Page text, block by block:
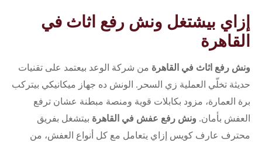
إزاي بيشتغل ونش رفع اثاث في
القاهرة
ونش رفع اثاث في القاهرة من شركة الوعد بيعتمد على تقنيات
حديثة تخلّي العملية زي السحر. الونش ده جهاز ميكانيكي بيتركب
برة العمارة، مزود بكابلات قوية ومنصة مبطنة عشان ترفع
العفش بأمان. ونش رفع عفش في القاهرة بيتشغل بفريق
محترف عارف كويس إزاي يتعامل مع كل أنواع العفش، من